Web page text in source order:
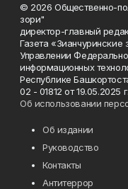
© 2026 Общественно-
зори"
директор-главный
Газета «Зианчуринские
Управлении
информационных
Республике
02 - 01812 от 19.05.2025 г.
Об использовании
Об издании
Руководство
Контакты
Антитеррор